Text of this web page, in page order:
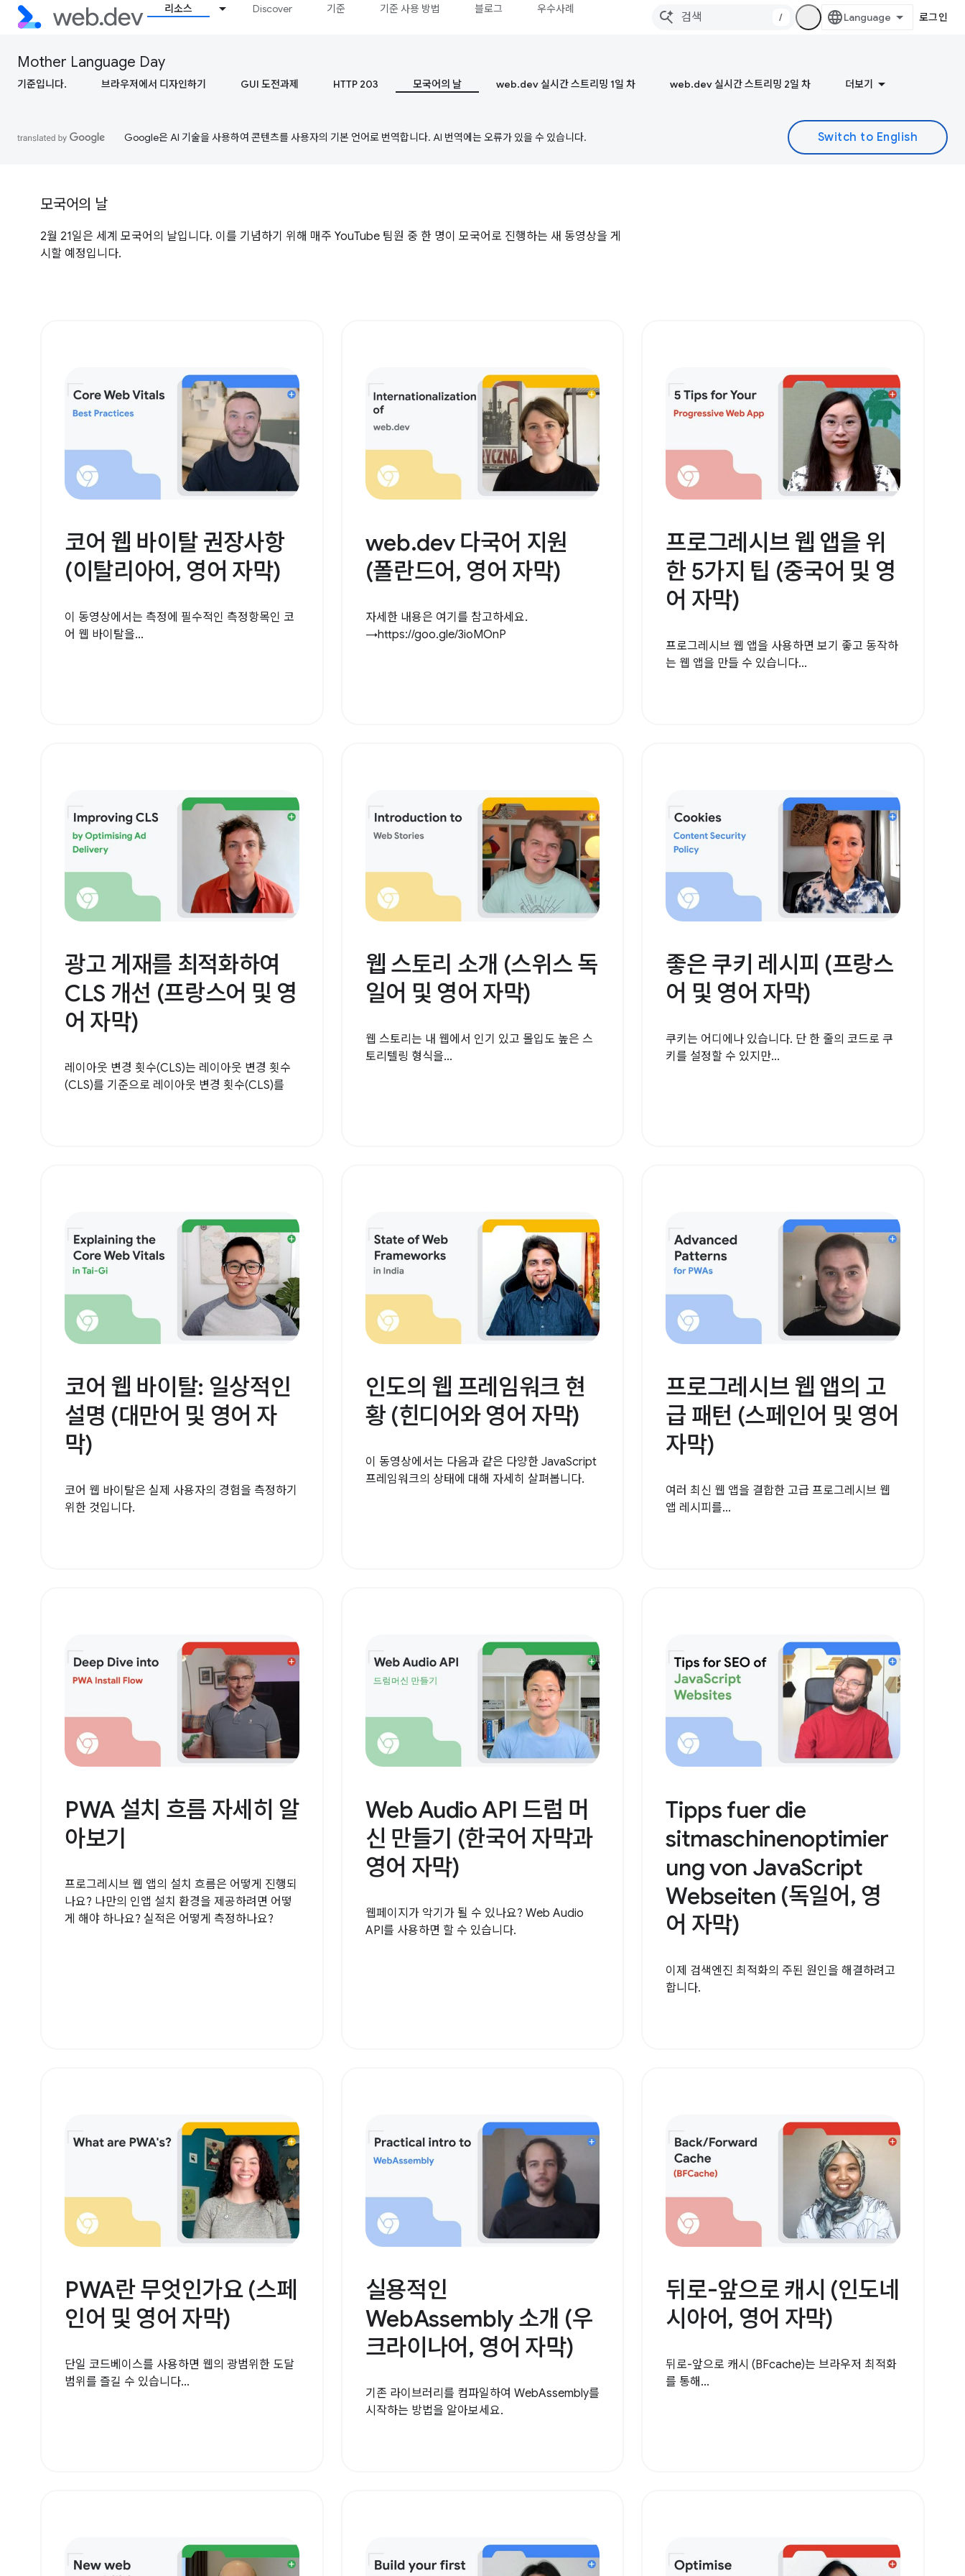
리소스 Discover 기준 기준 사용 방법 블로그 우수사례
/ 로그인
Mother Language Day
기준입니다. 브라우저에서 디자인하기 GUI 도전과제 HTTP 203 모국어의 날 web.dev 실시간 스트리밍 1일 차 web.dev 실시간 스트리밍 2일 차 더보기
Google은 AI 기술을 사용하여 콘텐츠를 사용자의 기본 언어로 번역합니다. AI 번역에는 오류가 있을 수 있습니다.
모국어의 날
2월 21일은 세계 모국어의 날입니다. 이를 기념하기 위해 매주 YouTube 팀원 중 한 명이 모국어로 진행하는 새 동영상을 게
시할 예정입니다.
코어 웹 바이탈 권장사항
(이탈리아어, 영어 자막)
이 동영상에서는 측정에 필수적인 측정항목인 코
어 웹 바이탈을...
web.dev 다국어 지원
(폴란드어, 영어 자막)
자세한 내용은 여기를 참고하세요.
→https://goo.gle/3ioMOnP
프로그레시브 웹 앱을 위
한 5가지 팁 (중국어 및 영
어 자막)
프로그레시브 웹 앱을 사용하면 보기 좋고 동작하
는 웹 앱을 만들 수 있습니다...
광고 게재를 최적화하여
CLS 개선 (프랑스어 및 영
어 자막)
레이아웃 변경 횟수(CLS)는 레이아웃 변경 횟수
(CLS)를 기준으로 레이아웃 변경 횟수(CLS)를
웹 스토리 소개 (스위스 독
일어 및 영어 자막)
웹 스토리는 내 웹에서 인기 있고 몰입도 높은 스
토리텔링 형식을...
좋은 쿠키 레시피 (프랑스
어 및 영어 자막)
쿠키는 어디에나 있습니다. 단 한 줄의 코드로 쿠
키를 설정할 수 있지만...
코어 웹 바이탈: 일상적인
설명 (대만어 및 영어 자
막)
코어 웹 바이탈은 실제 사용자의 경험을 측정하기
위한 것입니다.
인도의 웹 프레임워크 현
황 (힌디어와 영어 자막)
이 동영상에서는 다음과 같은 다양한 JavaScript
프레임워크의 상태에 대해 자세히 살펴봅니다.
프로그레시브 웹 앱의 고
급 패턴 (스페인어 및 영어
자막)
여러 최신 웹 앱을 결합한 고급 프로그레시브 웹
앱 레시피를...
PWA 설치 흐름 자세히 알
아보기
프로그레시브 웹 앱의 설치 흐름은 어떻게 진행되
나요? 나만의 인앱 설치 환경을 제공하려면 어떻
게 해야 하나요? 실적은 어떻게 측정하나요?
Web Audio API 드럼 머
신 만들기 (한국어 자막과
영어 자막)
웹페이지가 악기가 될 수 있나요? Web Audio
API를 사용하면 할 수 있습니다.
Tipps fuer die
sitmaschinenoptimier
ung von JavaScript
Webseiten (독일어, 영
어 자막)
이제 검색엔진 최적화의 주된 원인을 해결하려고
합니다.
PWA란 무엇인가요 (스페
인어 및 영어 자막)
단일 코드베이스를 사용하면 웹의 광범위한 도달
범위를 즐길 수 있습니다...
실용적인
WebAssembly 소개 (우
크라이나어, 영어 자막)
기존 라이브러리를 컴파일하여 WebAssembly를
시작하는 방법을 알아보세요.
뒤로-앞으로 캐시 (인도네
시아어, 영어 자막)
뒤로-앞으로 캐시 (BFcache)는 브라우저 최적화
를 통해...